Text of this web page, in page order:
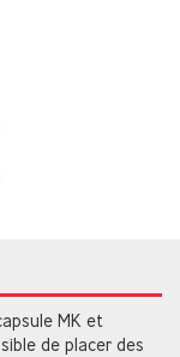
MK et
de placer des